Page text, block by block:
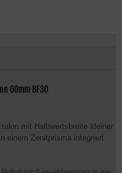
60mm BF30
mit Halbwertsbreite kleiner
einem Zenitprisma integriert